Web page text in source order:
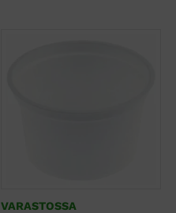
VARASTOSSA